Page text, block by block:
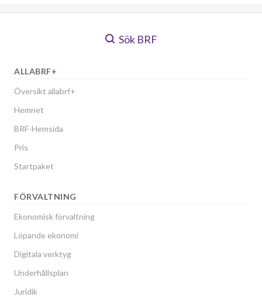
Sök BRF
ALLABRF+
Översikt allabrf+
Hemnet
BRF-Hemsida
Pris
Startpaket
FÖRVALTNING
Ekonomisk förvaltning
Löpande ekonomi
Digitala verktyg
Underhållsplan
Juridik